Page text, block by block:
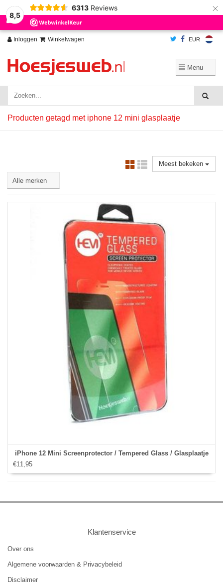
8,5
6313 Reviews ×
Inloggen Winkelwagen EUR
Producten getagd met iphone 12 mini glasplaatje
Meest bekeken
iPhone 12 Mini Screenprotector / Tempered Glass / Glasplaatje
€11,95
Klantenservice
Over ons
Algemene voorwaarden & Privacybeleid
Disclaimer
Wij slaan cookies op om onze website te verbeteren. Is dat akkoord?
Ja
Nee